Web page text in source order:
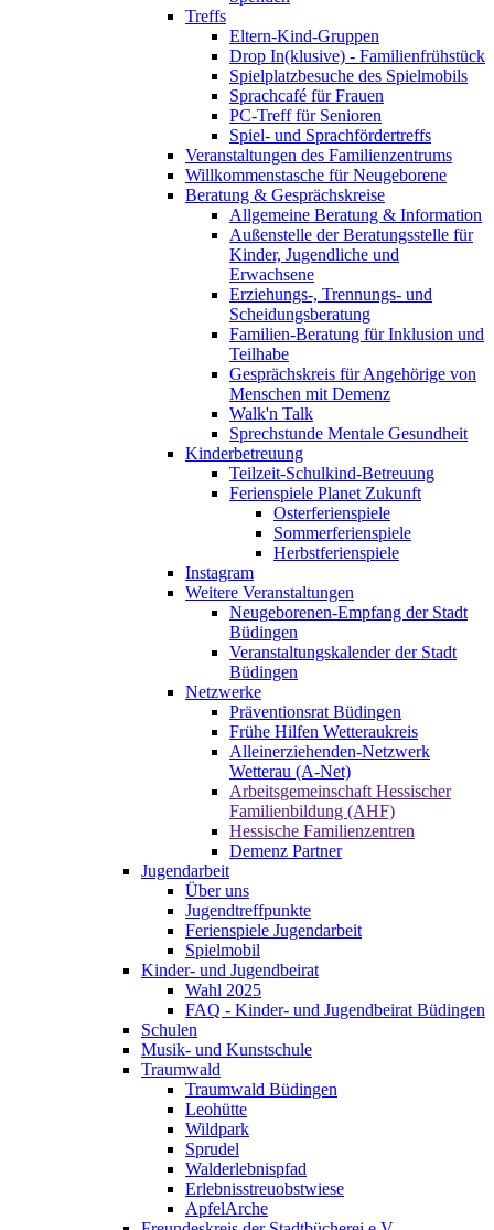
Treffs
Eltern-Kind-Gruppen
Drop In(klusive) - Familienfrühstück
Spielplatzbesuche des Spielmobils
Sprachcafé für Frauen
PC-Treff für Senioren
Spiel- und Sprachfördertreffs
Veranstaltungen des Familienzentrums
Willkommenstasche für Neugeborene
Beratung & Gesprächskreise
Allgemeine Beratung & Information
Außenstelle der Beratungsstelle für
Kinder, Jugendliche und
Erwachsene
Erziehungs-, Trennungs- und
Scheidungsberatung
Familien-Beratung für Inklusion und
Teilhabe
Gesprächskreis für Angehörige von
Menschen mit Demenz
Walk'n Talk
Sprechstunde Mentale Gesundheit
Kinderbetreuung
Teilzeit-Schulkind-Betreuung
Ferienspiele Planet Zukunft
Osterferienspiele
Sommerferienspiele
Herbstferienspiele
Instagram
Weitere Veranstaltungen
Neugeborenen-Empfang der Stadt
Büdingen
Veranstaltungskalender der Stadt
Büdingen
Netzwerke
Präventionsrat Büdingen
Frühe Hilfen Wetteraukreis
Alleinerziehenden-Netzwerk
Wetterau (A-Net)
Arbeitsgemeinschaft Hessischer
Familienbildung (AHF)
Hessische Familienzentren
Demenz Partner
Jugendarbeit
Über uns
Jugendtreffpunkte
Ferienspiele Jugendarbeit
Spielmobil
Kinder- und Jugendbeirat
Wahl 2025
FAQ - Kinder- und Jugendbeirat Büdingen
Schulen
Musik- und Kunstschule
Traumwald
Traumwald Büdingen
Leohütte
Wildpark
Sprudel
Walderlebnispfad
Erlebnisstreuobstwiese
ApfelArche